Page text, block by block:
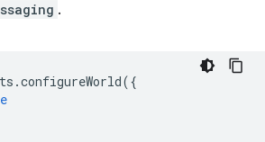
.
.configureWorld({